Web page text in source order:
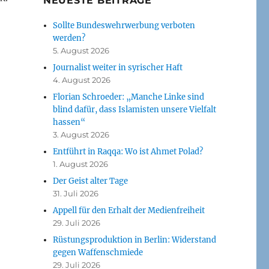
Sollte Bundeswehrwerbung verboten
werden?
5. August 2026
Journalist weiter in syrischer Haft
4. August 2026
Florian Schroeder: „Manche Linke sind
blind dafür, dass Islamisten unsere Vielfalt
hassen“
3. August 2026
Entführt in Raqqa: Wo ist Ahmet Polad?
1. August 2026
Der Geist alter Tage
31. Juli 2026
Appell für den Erhalt der Medienfreiheit
29. Juli 2026
Rüstungsproduktion in Berlin: Widerstand
gegen Waffenschmiede
29. Juli 2026